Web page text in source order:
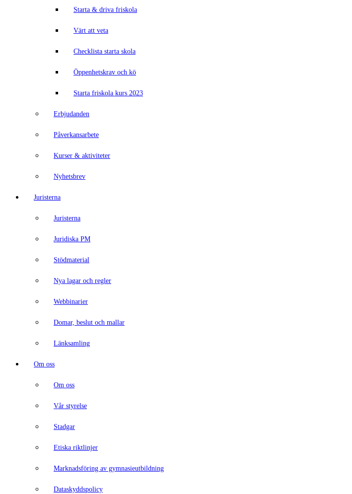
Starta & driva friskola
Värt att veta
Checklista starta skola
Öppenhetskrav och kö
Starta friskola kurs 2023
Erbjudanden
Påverkansarbete
Kurser & aktiviteter
Nyhetsbrev
Juristerna
Juristerna
Juridiska PM
Stödmaterial
Nya lagar och regler
Webbinarier
Domar, beslut och mallar
Länksamling
Om oss
Om oss
Vår styrelse
Stadgar
Etiska riktlinjer
Marknadsföring av gymnasieutbildning
Dataskyddspolicy